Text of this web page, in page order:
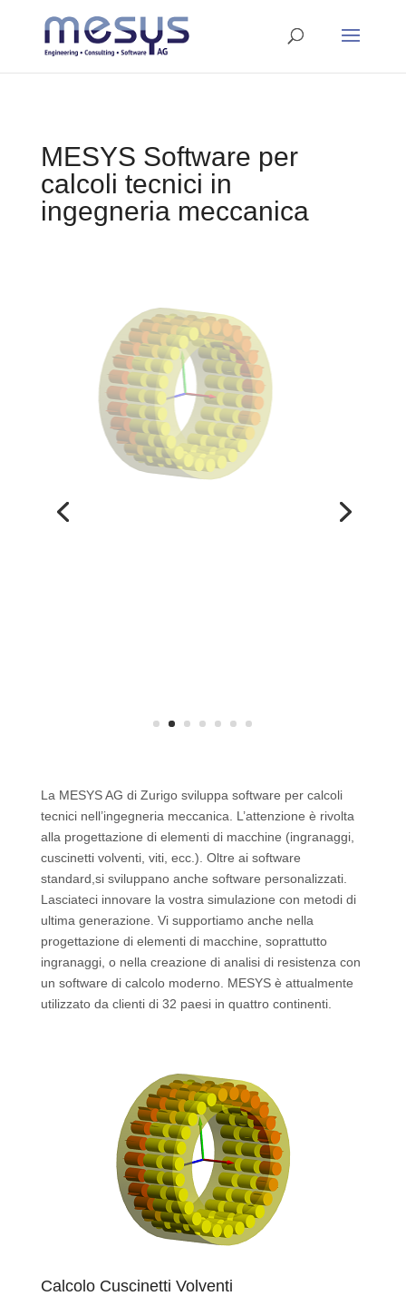
MESYS Software per
calcoli tecnici in
ingegneria meccanica
La MESYS AG di Zurigo sviluppa software per calcoli
tecnici nell’ingegneria meccanica. L’attenzione è rivolta
alla progettazione di elementi di macchine (ingranaggi,
cuscinetti volventi, viti, ecc.). Oltre ai software
standard,si sviluppano anche software personalizzati.
Lasciateci innovare la vostra simulazione con metodi di
ultima generazione. Vi supportiamo anche nella
progettazione di elementi di macchine, soprattutto
ingranaggi, o nella creazione di analisi di resistenza con
un software di calcolo moderno. MESYS è attualmente
utilizzato da clienti di 32 paesi in quattro continenti.
Calcolo Cuscinetti Volventi